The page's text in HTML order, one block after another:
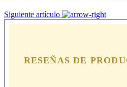
Siguiente artículo